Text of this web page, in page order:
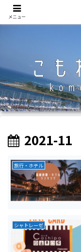
2021-11
旅行・ホテル
シャトレーゼ
メニュー